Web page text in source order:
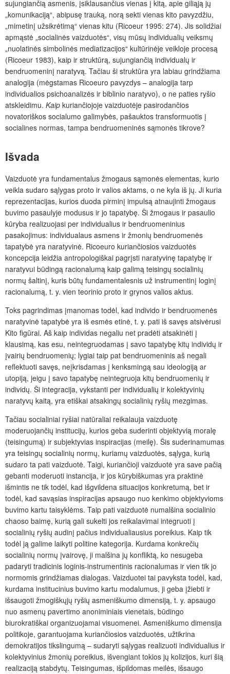
sujungiančią asmenis, įsiklausančius vienas į kitą, apie giliąją jų
„komunikaciją“, abipusę trauką, norą sekti vienas kito pavyzdžiu,
„mimetinį užsikrėtimą“ vienas kitu (Ricoeur 1995: 274). Jis solidžiai
apmąstė „socialinės vaizduotės“, visų mūsų individualių veiksmų
„nuolatinės simbolinės mediatizacijos“ kultūrinėje veikloje procesą
(Ricoeur 1983), kaip ir struktūrą, sujungiančią individualų ir
bendruomeninį naratyvą. Tačiau ši struktūra yra labiau grindžiama
analogija (mėgstamas Ricoeuro pavyzdys – analogija tarp
individualios psichoanalizės ir biblinio naratyvo), o ne paties ryšio
atskleidimu. Kaip kuriančiojoje vaizduotėje pasirodančios
novatoriškos socialumo galimybės, pašauktos transformuotis į
socialines normas, tampa bendruomeninės sąmonės tikrove?
Išvada
Vaizduotė yra fundamentalus žmogaus sąmonės elementas, kurio
veikla sudaro sąlygas proto ir valios aktams, o ne kyla iš jų. Ji kuria
reprezentacijas, kurios duoda pirminį impulsą atnaujinti žmogaus
buvimo pasaulyje modusus ir jo tapatybę. Ši žmogaus ir pasaulio
kūryba realizuojasi per individualius ir bendruomeninius
pasakojimus: individualaus asmens ir žmonių bendruomenės
tapatybė yra naratyvinė. Ricoeuro kuriančiosios vaizduotės
koncepcija leidžia antropologiškai pagrįsti naratyvinę tapatybę ir
naratyvui būdingą racionalumą kaip galimą teisingų socialinių
normų šaltinį, kuris būtų fundamentalesnis už instrumentinį loginį
racionalumą, t. y. vien teorinio proto ir grynos valios aktus.
Toks pagrindimas įmanomas todėl, kad individo ir bendruomenės
naratyvinė tapatybė yra iš esmės etinė, t. y. pati iš savęs atsivėrusi
Kito figūrai. Aš kaip individas negaliu net pradėti atsakinėti į
klausimą, kas esu, neintegruodamas į savo tapatybę kitų individų ir
įvairių bendruomenių; lygiai taip pat bendruomeninis aš negali
reflektuoti savęs, neįkrisdamas į kenksmingą sau ideologiją ar
utopiją, jeigu į savo tapatybę neintegruoja kitų bendruomenių ir
individų. Ši integracija, vykstanti per individualių ir kolektyvinių
naratyvų kaitą, yra etiškai atsakingų socialinių ryšių mezgimas.
Tačiau socialiniai ryšiai natūraliai reikalauja vaizduotę
moderuojančių institucijų, kurios geba suderinti objektyvią moralę
(teisingumą) ir subjektyvias inspiracijas (meilę). Šis suderinamumas
yra teisingų socialinių normų, kuriamų vaizduotės, sąlyga, kurią
sudaro ta pati vaizduotė. Taigi, kuriančioji vaizduotė yra save pačią
gebanti moderuoti instancija, ir jos kūrybiškumas yra praktinė
išmintis ne tik todėl, kad išgvildena situacijos konkretumą, bet ir
todėl, kad savąsias inspiracijas apsaugo nuo kenkimo objektyvioms
buvimo kartu taisyklėms. Taip pati vaizduotė numalšina socialinio
chaoso baimę, kurią gali sukelti jos reikalavimai integruoti į
socialinių ryšių audinį pačius individualiausius poreikius. Kaip tik
todėl ją galime laikyti politine kategorija. Kurdama konkrečių
socialinių normų įvairovę, ji malšina jų konfliktą, ko nesugeba
padaryti tradicinis loginis-instrumentinis racionalumas ir vien tik jo
normomis grindžiamas dialogas. Vaizduotei tai pavyksta todėl, kad,
kurdama institucinius buvimo kartu modalumus, ji geba įžiebti ir
išsaugoti žmogiškųjų ryšių asmeniškumo dimensiją, t. y. apsaugo
nuo asmenų pavertimo anoniminiais vienetais, būdingo
biurokratiškai organizuojamai visuomenei. Asmeniškumo dimensija
politikoje, garantuojama kuriančiosios vaizduotės, užtikrina
demokratijos tikslingumą – sudaryti sąlygas realizuoti individualius ir
kolektyvinius žmonių poreikius, išvengiant tokios jų kolizijos, kuri šią
realizaciją stabdytų. Teisingumas, išpildomas meilės, išsaugo